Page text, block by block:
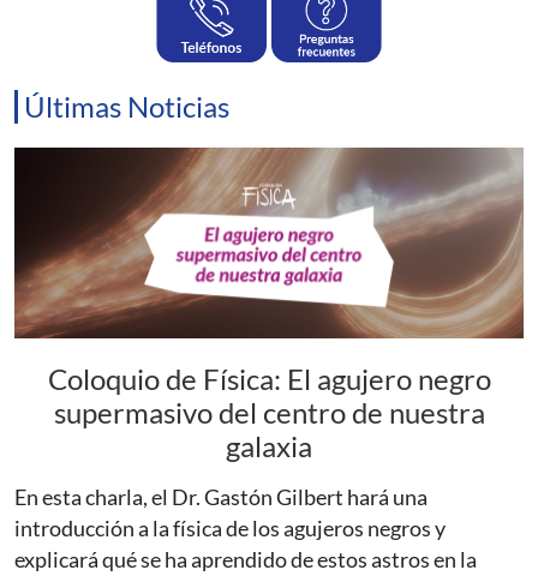
Últimas Noticias
Coloquio de Física: El agujero negro
supermasivo del centro de nuestra
galaxia
En esta charla, el Dr. Gastón Gilbert hará una
introducción a la física de los agujeros negros y
explicará qué se ha aprendido de estos astros en la